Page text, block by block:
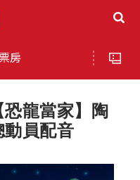
房
龍當家】陶
動員配音